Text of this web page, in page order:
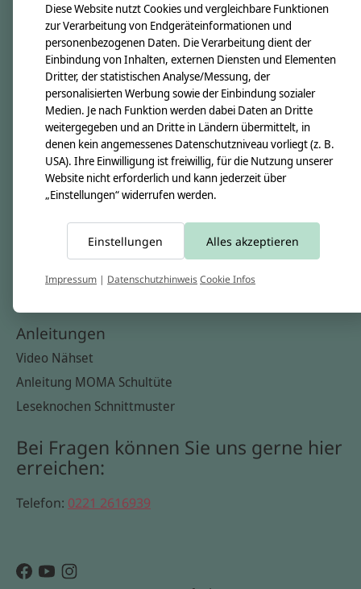
Nähkästchen
Unsere Stoffe
Impressum
Informationen
Kontakt
Versandkosten & Rücksendungen
Zahlungsarten
Widerrufsbelehrung
Anleitungen
Video Nähset
Anleitung MOMA Schultüte
Leseknochen Schnittmuster
Bei Fragen können Sie uns gerne hier
erreichen:
Telefon: 0221 2616939
Diese Website nutzt Cookies und vergleichbare Funktionen
zur Verarbeitung von Endgeräteinformationen und
personenbezogenen Daten. Die Verarbeitung dient der
Einbindung von Inhalten, externen Diensten und Elementen
Dritter, der statistischen Analyse/Messung, der
personalisierten Werbung sowie der Einbindung sozialer
Medien. Je nach Funktion werden dabei Daten an Dritte
weitergegeben und an Dritte in Ländern übermittelt, in
denen kein angemessenes Datenschutzniveau vorliegt (z. B.
USA). Ihre Einwilligung ist freiwillig, für die Nutzung unserer
Website nicht erforderlich und kann jederzeit über
„Einstellungen“ widerrufen werden.
Einstellungen Alles akzeptieren
Impressum | DatenschutzhinweisCookie Infos